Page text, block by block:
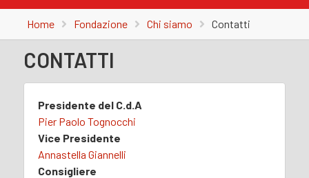
Home Fondazione Chi siamo Contatti
CONTATTI
Presidente del C.d.A
Pier Paolo Tognocchi
Vice Presidente
Annastella Giannelli
Consigliere